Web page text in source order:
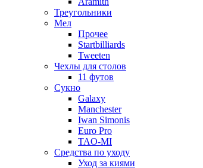
Треугольники
Мел
Прочее
Startbilliards
Tweeten
Чехлы для столов
11 футов
Сукно
Galaxy
Manchester
Iwan Simonis
Euro Pro
TAO-MI
Средства по уходу
Уход за киями